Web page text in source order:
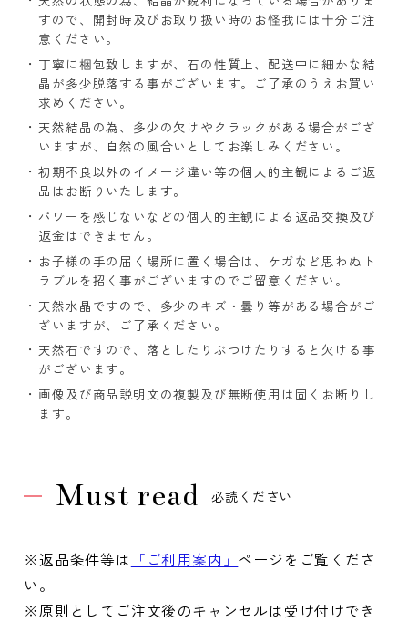
すので、開封時及びお取り扱い時のお怪我には十分ご注
意ください。
丁寧に梱包致しますが、石の性質上、配送中に細かな結
晶が多少脱落する事がございます。ご了承のうえお買い
求めください。
天然結晶の為、多少の欠けやクラックがある場合がござ
いますが、自然の風合いとしてお楽しみください。
初期不良以外のイメージ違い等の個人的主観によるご返
品はお断りいたします。
パワーを感じないなどの個人的主観による返品交換及び
返金はできません。
お子様の手の届く場所に置く場合は、ケガなど思わぬト
ラブルを招く事がございますのでご留意ください。
天然水晶ですので、多少のキズ・曇り等がある場合がご
ざいますが、ご了承ください。
天然石ですので、落としたりぶつけたりすると欠ける事
がございます。
画像及び商品説明文の複製及び無断使用は固くお断りし
ます。
Must read 必読ください
※返品条件等は 「ご利用案内」 ページをご覧くださ
い。
※原則としてご注文後のキャンセルは受け付けでき